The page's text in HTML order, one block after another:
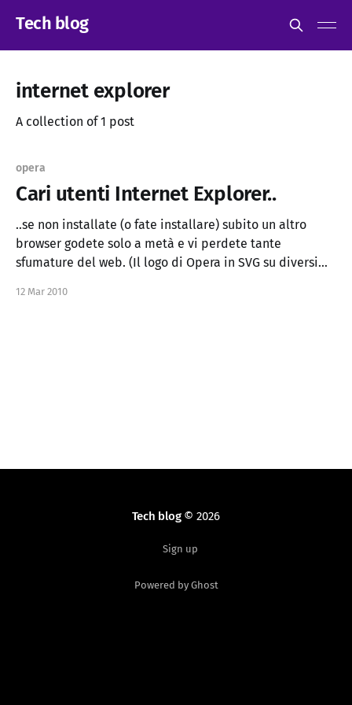
Tech blog
internet explorer
A collection of 1 post
opera
Cari utenti Internet Explorer..
..se non installate (o fate installare) subito un altro
browser godete solo a metà e vi perdete tante
sfumature del web. (Il logo di Opera in SVG su diversi
questo esempio su SVG Wow che non richiede flash ed è
12 Mar 2010
Tech blog© 2026
Sign up
Powered by Ghost